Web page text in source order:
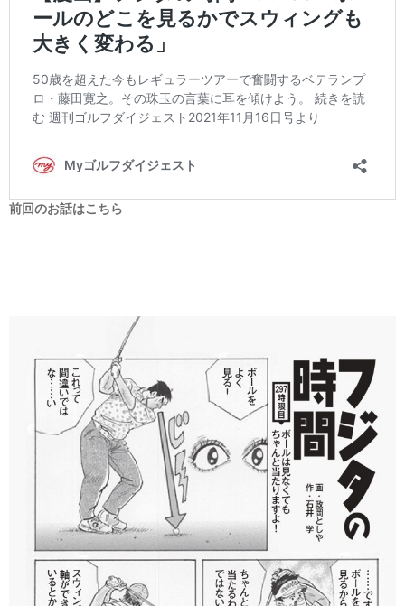
前回のお話はこちら